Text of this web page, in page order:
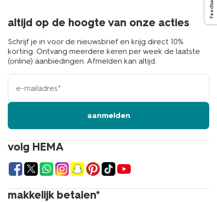
Feedback
volg HEMA
makkelijk betalen*
altijd op de hoogte van onze acties
Schrijf je in voor de nieuwsbrief en krijg direct 10%
korting. Ontvang meerdere keren per week de laatste
(online) aanbiedingen. Afmelden kan altijd.
e-
mailadres
aanmelden